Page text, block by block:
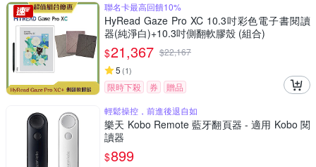
聯名卡最高回饋10%
HyRead Gaze Pro XC 10.3吋彩色電子書閱讀
器(純淨白)+10.3吋側翻軟膠殼 (組合)
$21,367 $22,167
5 (1)
限時下殺 券
贈品
輕鬆操控，前進後退自如
樂天 Kobo Remote 藍牙翻頁器 - 適用 Kobo 閱
讀器
$899